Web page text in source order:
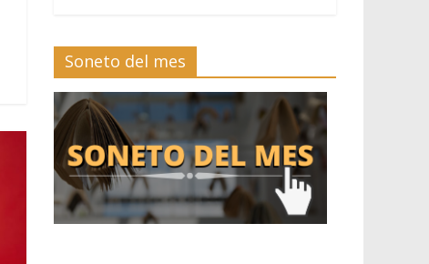
Soneto del mes